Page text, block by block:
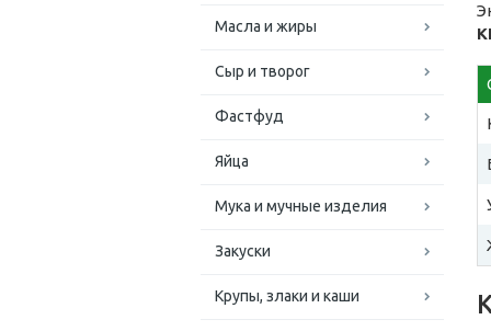
Масла и жиры
Сыр и творог
Фастфуд
Яйца
Мука и мучные изделия
Закуски
Крупы, злаки и каши